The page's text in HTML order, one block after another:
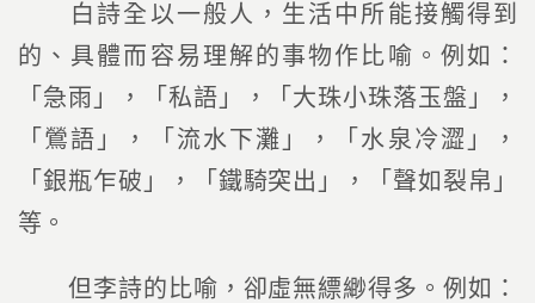
白詩全以一般人，生活中所能接觸得到
的、具體而容易理解的事物作比喻。例如：
「急雨」，「私語」，「大珠小珠落玉盤」，
「鶯語」，「流水下灘」，「水泉冷澀」，
「銀瓶乍破」，「鐵騎突出」，「聲如裂帛」
等。
但李詩的比喻，卻虛無縹緲得多。例如：